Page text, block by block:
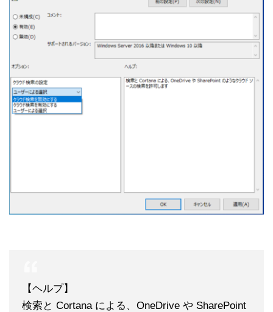
【ヘルプ】
検索と Cortana による、OneDrive や SharePoint